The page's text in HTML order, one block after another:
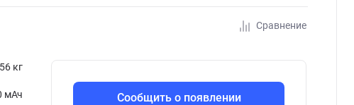
Сравнение
кг
мАч Сообщить о появлении